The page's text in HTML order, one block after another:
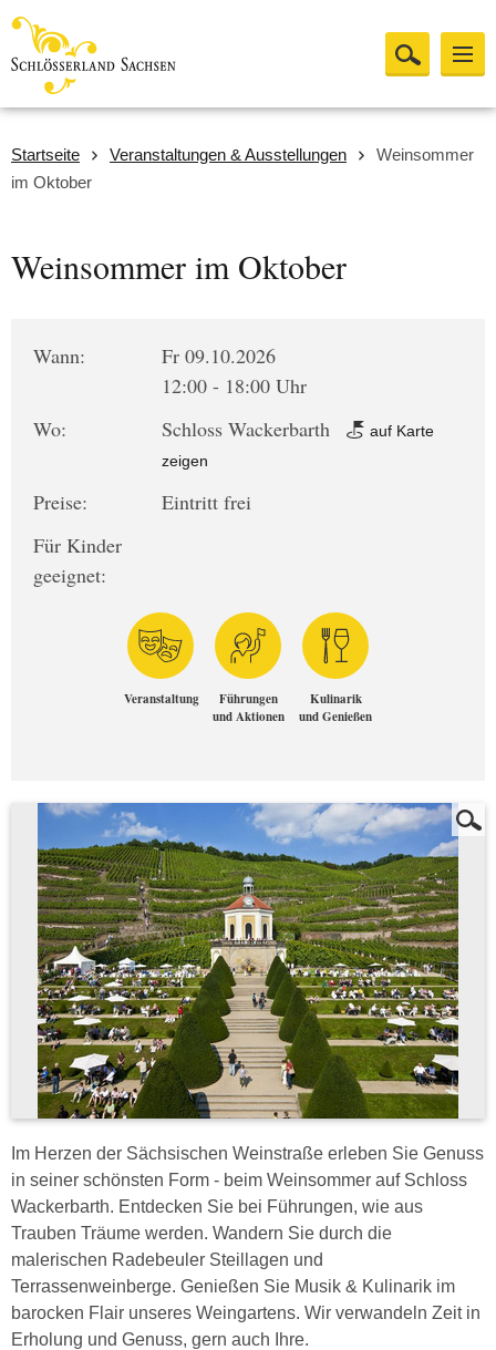
Startseite Veranstaltungen & Ausstellungen
Weinsommer
im Oktober
Weinsommer im Oktober
Wann:
Fr 09.10.2026
12:00 - 18:00 Uhr
Wo:
Schloss Wackerbarth
auf Karte
zeigen
Preise:
Eintritt frei
Für Kinder
geeignet:
Veranstaltung
Führungen
und Aktionen
Kulinarik
und Genießen
Im Herzen der Sächsischen Weinstraße erleben Sie Genuss
in seiner schönsten Form - beim Weinsommer auf Schloss
Wackerbarth. Entdecken Sie bei Führungen, wie aus
Trauben Träume werden. Wandern Sie durch die
malerischen Radebeuler Steillagen und
Terrassenweinberge. Genießen Sie Musik & Kulinarik im
barocken Flair unseres Weingartens. Wir verwandeln Zeit in
Erholung und Genuss, gern auch Ihre.